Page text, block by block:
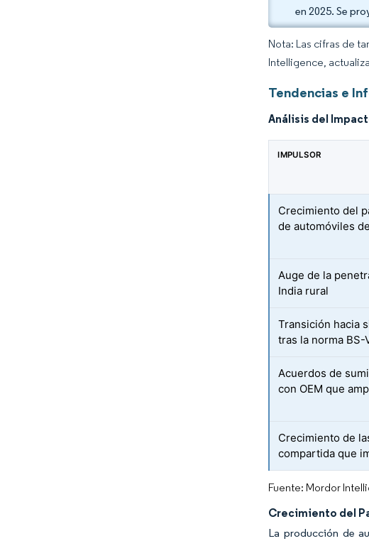
en 2025. Se
Nota: Las cifras de
Intelligence,
Tendencias e
Análisis del
IMPULSOR
Crecimiento del
de automóviles
Auge de la
India rural
Transición hacia
tras la norma BS-
Acuerdos de
con OEM que
Crecimiento de
compartida que
Fuente: Mordor
Crecimiento del
La producción de